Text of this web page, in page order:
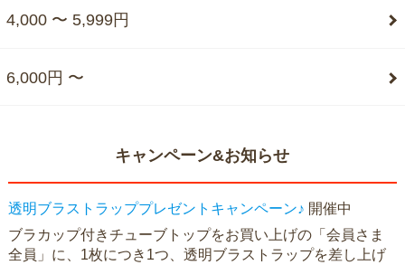
4,000 〜 5,999円
6,000円 〜
キャンペーン&お知らせ
透明ブラストラッププレゼントキャンペーン♪ 開催中
ブラカップ付きチューブトップをお買い上げの「会員さま
全員」に、1枚につき1つ、透明ブラストラップを差し上げ